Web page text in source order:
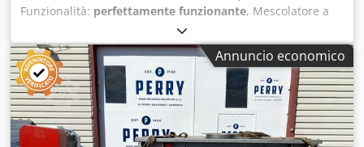
Funzionalità: perfettamente funzionante, Mescolatore a
pale in acciaio inossidabile, modello AT 1100, usato, della
AT ENGINEERING, completo di tutti gli accessori. -
Produttore: AT ENGINEERING - Modello: AT 1100 -
Materiale: Acciaio inossidabile AISI 304 - Capacità: 330 -
770 litri (capacità utile), 1100 litri (capacità totale, variabile
a seconda del prodotto) - Camera di miscelazione: circa
1740 mm di lunghezza x 950 mm di diametro - Tipo di
Annuncio economico